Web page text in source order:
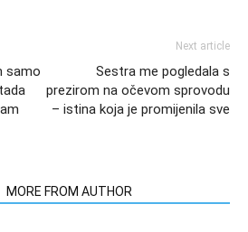
samo
Next article
Sestra me pogledala s
prezirom na očevom sprovodu
– istina koja je promijenila sve
MORE FROM AUTHOR